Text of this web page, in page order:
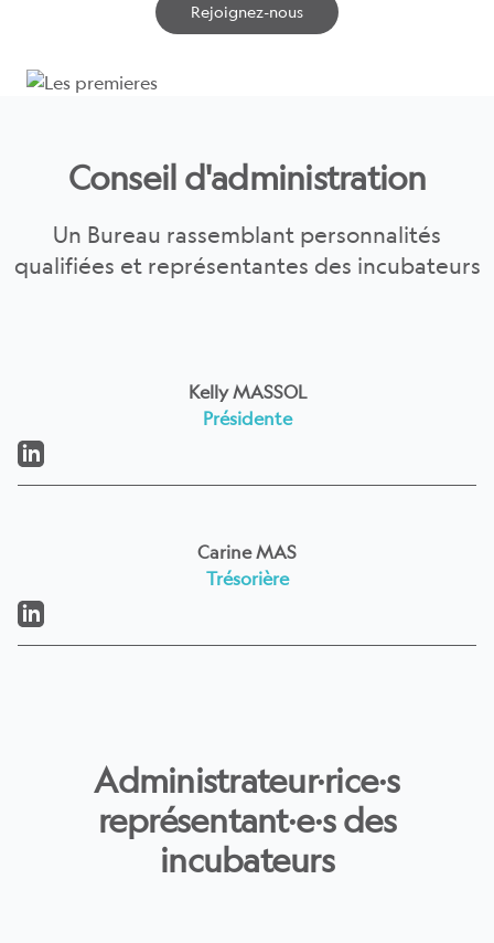
Rejoignez-nous
Conseil d'administration
Un Bureau rassemblant personnalités
qualifiées et représentantes des incubateurs
Kelly MASSOL
Présidente
Carine MAS
Trésorière
Administrateur·rice·s
représentant·e·s des
incubateurs